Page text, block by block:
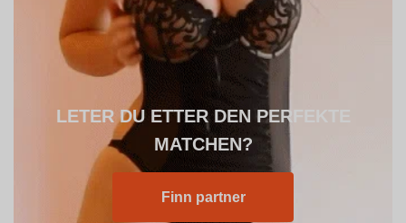
LETER DU ETTER DEN PERFEKTE
MATCHEN?
Finn partner